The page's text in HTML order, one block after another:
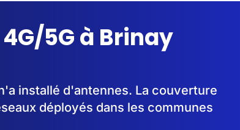
5G à Brinay
installé d'antennes. La couverture
déployés dans les communes